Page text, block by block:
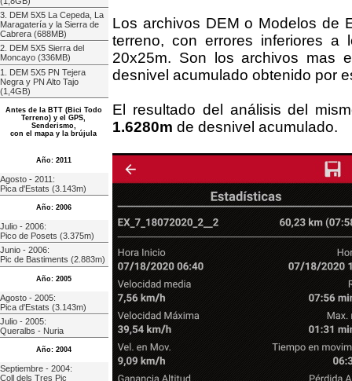
3. DEM 5X5 La Cepeda, La
Maragatería y la Sierra de
Cabrera (688MB)
2. DEM 5X5 Sierra del
Moncayo (336MB)
1. DEM 5X5 PN Tejera
Negra y PN Alto Tajo
(1,4GB)
Antes de la BTT (Bici Todo
Terreno) y el GPS,
Senderismo,
con el mapa y la brújula
Año: 2011
Agosto - 2011:
Pica d'Estats (3.143m)
Año: 2006
Julio - 2006:
Pico de Posets (3.375m)
Junio - 2006:
Pic de Bastiments (2.883m)
Año: 2005
Agosto - 2005:
Pica d'Estats (3.143m)
Julio - 2005:
Queralbs - Nuria
Año: 2004
Septiembre - 2004:
Coll dels Tres Pic
Los archivos DEM o Modelos de
terreno, con errores inferiores
20x25m. Son los archivos mas
desnivel acumulado obtenido por
El resultado del análisis del
1.6280m de desnivel acumulado.